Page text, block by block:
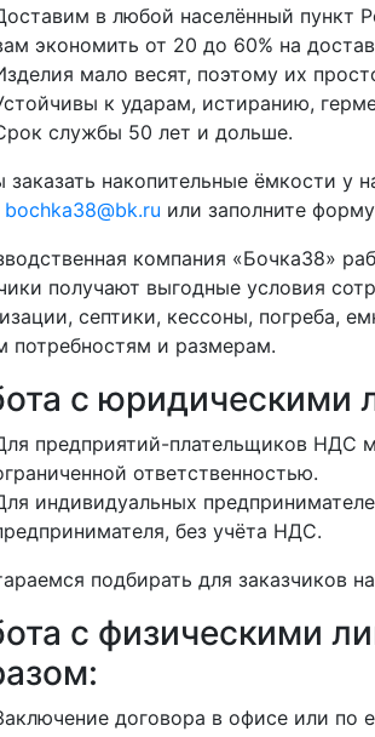
в любой населённый пункт
экономить от 20 до 60% на
мало весят, поэтому их
к ударам, истиранию,
службы 50 лет и дольше.
заказать накопительные ёмкости у
bochka38@bk.ru или заполните
компания «Бочка38»
получают выгодные условия
септики, кессоны, погреба,
потребностям и размерам.
с юридическими
предприятий-плательщиков НДС
ответственностью.
индивидуальных
без учёта НДС.
подбирать для заказчиков
с физическими
договора в офисе или по